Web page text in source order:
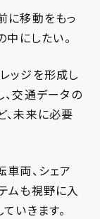
に移動をもっ
中にしたい。
ッジを形成し
交通データの
、未来に必要
両、シェア
ムも視野に入
いきます。